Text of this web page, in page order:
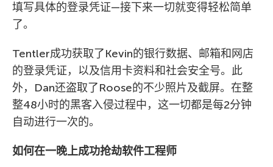
填写具体的登录凭证—接下来一切就变得轻松简单
了。
Tentler成功获取了Kevin的银行数据、邮箱和网店
的登录凭证，以及信用卡资料和社会安全号。此
外，Dan还盗取了Roose的不少照片及截屏。在整
整48小时的黑客入侵过程中，这一切都是每2分钟
自动进行一次的。
如何在一晚上成功抢劫软件工程师